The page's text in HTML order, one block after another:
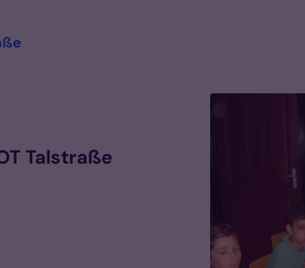
Talstraße